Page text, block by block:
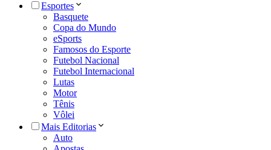
Esportes
Basquete
Copa do Mundo
eSports
Famosos do Esporte
Futebol Nacional
Futebol Internacional
Lutas
Motor
Tênis
Vôlei
Mais Editorias
Auto